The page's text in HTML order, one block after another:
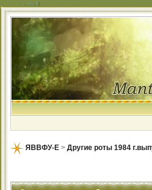
ЯВВФУ-Е > Другие роты 1984